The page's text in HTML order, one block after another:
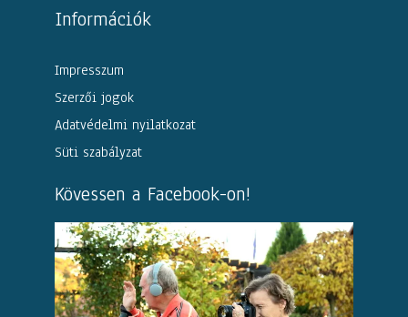
Információk
Impresszum
Szerzői jogok
Adatvédelmi nyilatkozat
Süti szabályzat
Kövessen a Facebook-on!